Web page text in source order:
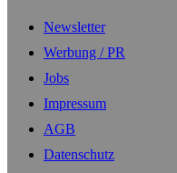
Newsletter
Werbung / PR
Jobs
Impressum
AGB
Datenschutz